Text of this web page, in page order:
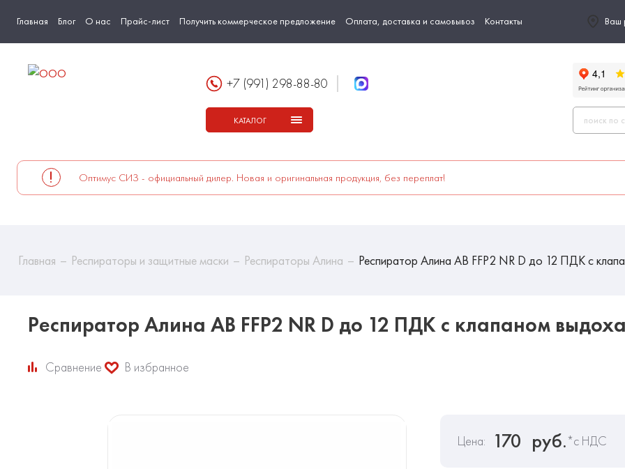
Главная Блог О нас Прайс-лист Получить коммерческое предложение Оплата, доставка и самовывоз Контакты Ваш
+7 (991) 298-88-80
КАТАЛОГ
Оптимус СИЗ - официальный дилер. Новая и оригинальная продукция, без переплат!
Главная Респираторы и защитные маски Респираторы Алина Респиратор Алина АВ FFP2 NR D до 12 ПДК с
Респиратор Алина АВ FFP2 NR D до 12 ПДК с клапаном
Сравнение В избранное
Цена: 170 руб.*с НДС